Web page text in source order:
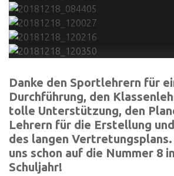
Danke den Sportlehrern für
Durchführung, den
tolle Unterstützung, den
Lehrern für die Erstellung
des langen
uns schon auf die Nummer 8
Schuljahr!